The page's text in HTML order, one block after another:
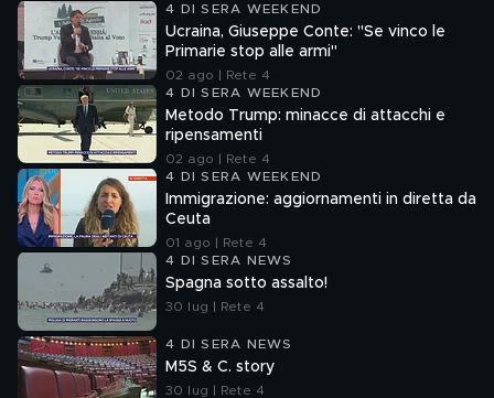
4 DI SERA WEEKEND
Ucraina, Giuseppe Conte: "Se vinco le
Primarie stop alle armi"
02 ago | Rete 4
4 DI SERA WEEKEND
Metodo Trump: minacce di attacchi e
ripensamenti
02 ago | Rete 4
4 DI SERA WEEKEND
Immigrazione: aggiornamenti in diretta da
Ceuta
01 ago | Rete 4
4 DI SERA NEWS
Spagna sotto assalto!
30 lug | Rete 4
4 DI SERA NEWS
M5S & C. story
30 lug | Rete 4